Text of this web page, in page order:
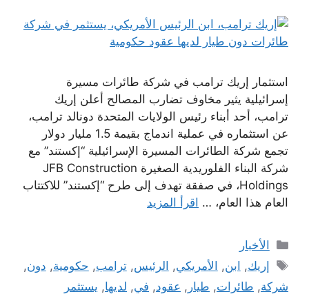
استثمار إريك ترامب في شركة طائرات مسيرة
إسرائيلية يثير مخاوف تضارب المصالح أعلن إريك
ترامب، أحد أبناء رئيس الولايات المتحدة دونالد ترامب،
عن استثماره في عملية اندماج بقيمة 1.5 مليار دولار
تجمع شركة الطائرات المسيرة الإسرائيلية “إكستند” مع
شركة البناء الفلوريدية الصغيرة JFB Construction
Holdings، في صفقة تهدف إلى طرح “إكستند” للاكتتاب
العام هذا العام، … اقرأ المزيد
التصنيفات
الأخبار
الوسوم
إريك, ابن, الأمريكي, الرئيس,ترامب, حكومية, دون,
شركة, طائرات, طيار , عقود, في, لديها, يستثمر